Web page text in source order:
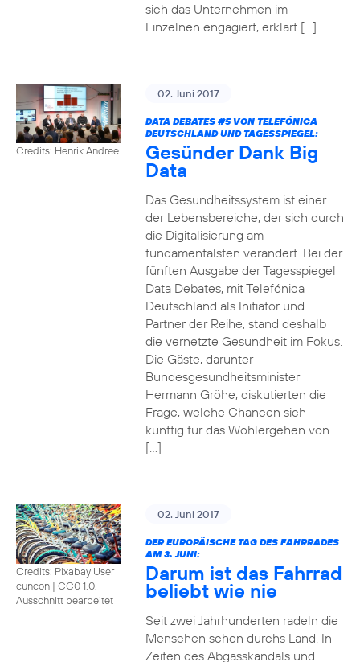
sich das Unternehmen im
Einzelnen engagiert, erklärt […]
Credits: Henrik Andree
02. Juni 2017
DATA DEBATES #5VON TELEFÓNICA
DEUTSCHLAND UND TAGESSPIEGEL:
Gesünder Dank Big
Data
Das Gesundheitssystem ist einer
der Lebensbereiche, der sich durch
die Digitalisierung am
fundamentalsten verändert. Bei der
fünften Ausgabe der Tagesspiegel
Data Debates, mit Telefónica
Deutschland als Initiator und
Partner der Reihe, stand deshalb
die vernetzte Gesundheit im Fokus.
Die Gäste, darunter
Bundesgesundheitsminister
Hermann Gröhe, diskutierten die
Frage, welche Chancen sich
künftig für das Wohlergehen von
[…]
Credits: Pixabay User
cuncon | CC0 1.0,
Ausschnitt bearbeitet
02. Juni 2017
DER EUROPÄISCHE TAG DES FAHRRADES
AM 3. JUNI:
Darum ist das Fahrrad
beliebt wie nie
Seit zwei Jahrhunderten radeln die
Menschen schon durchs Land. In
Zeiten des Abgasskandals und